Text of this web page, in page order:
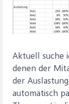
Aktuell suche
denen der
der
automatisch